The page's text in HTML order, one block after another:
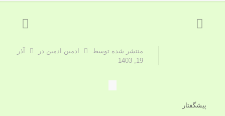
منتشر شده توسط ادمین ادمین در
آذر
19, 1403
پیشگفتار